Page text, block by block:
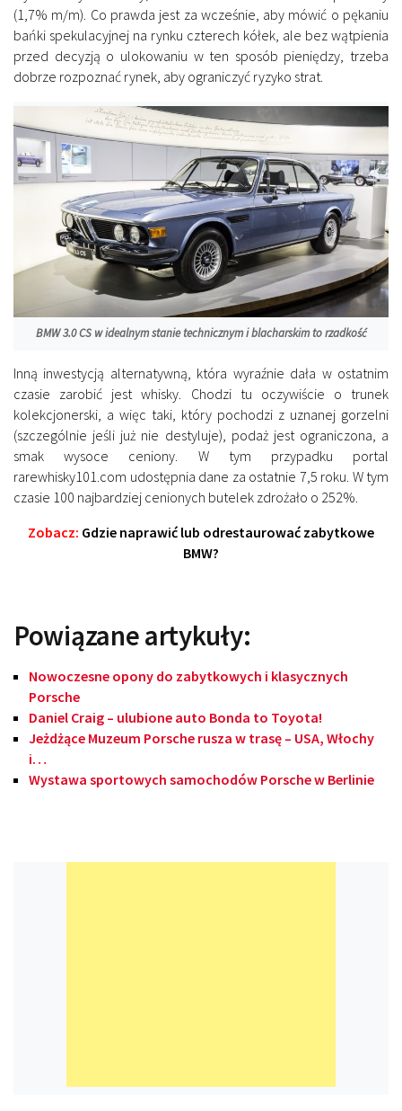
(1,7% m/m). Co prawda jest za wcześnie, aby mówić o pękaniu
bańki spekulacyjnej na rynku czterech kółek, ale bez wątpienia
przed decyzją o ulokowaniu w ten sposób pieniędzy, trzeba
dobrze rozpoznać rynek, aby ograniczyć ryzyko strat.
BMW 3.0 CS w idealnym stanie technicznym i blacharskim to rzadkość
Inną inwestycją alternatywną, która wyraźnie dała w ostatnim
czasie zarobić jest whisky. Chodzi tu oczywiście o trunek
kolekcjonerski, a więc taki, który pochodzi z uznanej gorzelni
(szczególnie jeśli już nie destyluje), podaż jest ograniczona, a
smak wysoce ceniony. W tym przypadku portal
rarewhisky101.com udostępnia dane za ostatnie 7,5 roku. W tym
czasie 100 najbardziej cenionych butelek zdrożało o 252%.
Zobacz: Gdzie naprawić lub odrestaurować zabytkowe
BMW?
Powiązane artykuły:
Nowoczesne opony do zabytkowych i klasycznych
Porsche
Daniel Craig – ulubione auto Bonda to Toyota!
Jeżdżące Muzeum Porsche rusza w trasę – USA, Włochy
i…
Wystawa sportowych samochodów Porsche w Berlinie